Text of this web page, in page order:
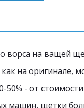
ворса на ващей
на оригинале,
50% - от
машин, щетки